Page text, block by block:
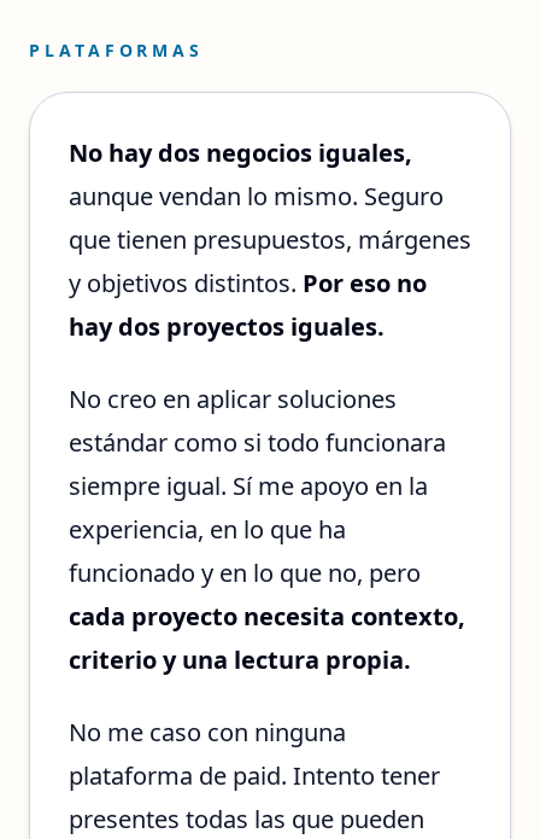
PLATAFORMAS
No hay dos negocios iguales,
aunque vendan lo mismo. Seguro
que tienen presupuestos, márgenes
y objetivos distintos. Por eso no
hay dos proyectos iguales.
No creo en aplicar soluciones
estándar como si todo funcionara
siempre igual. Sí me apoyo en la
experiencia, en lo que ha
funcionado y en lo que no, pero
cada proyecto necesita contexto,
criterio y una lectura propia.
No me caso con ninguna
plataforma de paid. Intento tener
presentes todas las que pueden